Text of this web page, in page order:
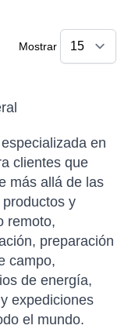
Mostrar
en
clientes que
más allá de las
y
remoto,
preparación
campo,
de energía,
expediciones
el mundo.